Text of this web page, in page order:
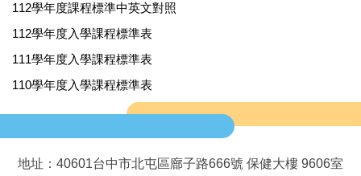
112學年度課程標準中英文對照
112學年度入學課程標準表
111學年度入學課程標準表
110學年度入學課程標準表
地址：40601台中市北屯區廍子路666號 保健大樓 9606室